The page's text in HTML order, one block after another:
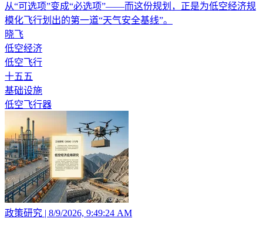
从“可选项”变成“必选项”——而这份规划，正是为低空经济规
模化飞行划出的第一道“天气安全基线”。
晓飞
低空经济
低空飞行
十五五
基础设施
低空飞行器
政策研究 | 8/9/2026, 9:49:24 AM